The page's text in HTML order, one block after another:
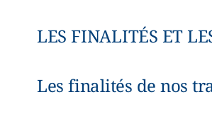
LES FINALITÉS ET
Les finalités de nos